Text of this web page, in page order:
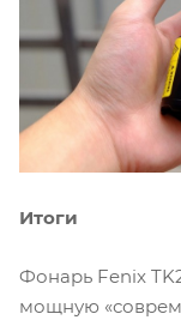
Итоги
Фонарь Fenix
мощную